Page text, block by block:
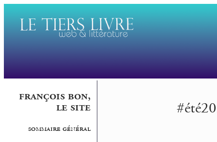
françois bon,
le site
sommaire général